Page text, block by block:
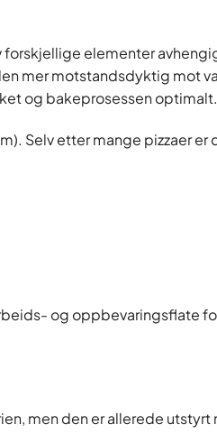
elementer
mer motstandsdyktig mot
og bakeprosessen optimalt.
Selv etter mange pizzaer
og oppbevaringsflate
men den er allerede utstyrt